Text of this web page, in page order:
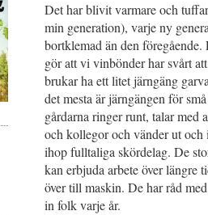
Det har blivit varmare och
min generation), varje ny
bortklemad än den
gör att vi vinbönder har svårt
brukar ha ett litet järngäng
det mesta är järngängen för
gårdarna ringer runt, talar med
och kollegor och vänder ut och
ihop fulltaliga skördelag. De
kan erbjuda arbete över längre
över till maskin. De har råd
in folk varje år.